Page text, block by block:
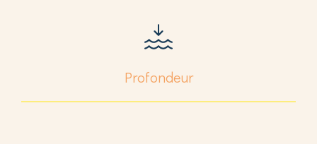
Profondeur